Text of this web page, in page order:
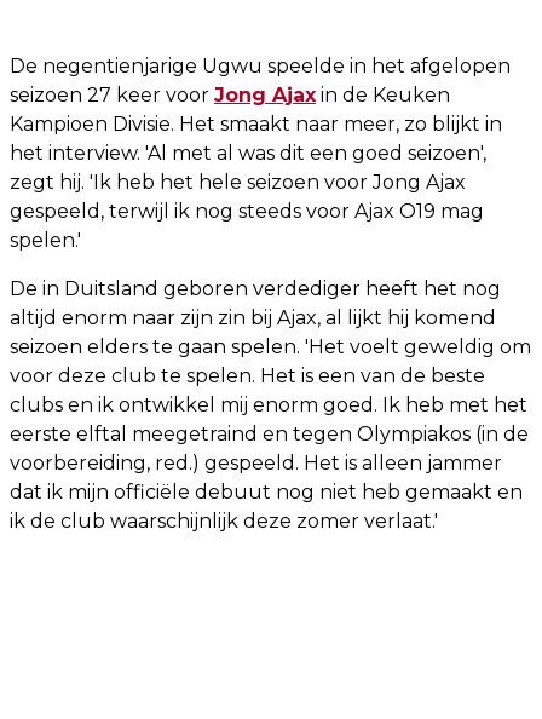
De negentienjarige Ugwu speelde in het afgelopen
seizoen 27 keer voor Jong Ajax in de Keuken
Kampioen Divisie. Het smaakt naar meer, zo blijkt in
het interview. 'Al met al was dit een goed seizoen',
zegt hij. 'Ik heb het hele seizoen voor Jong Ajax
gespeeld, terwijl ik nog steeds voor Ajax O19 mag
spelen.'
De in Duitsland geboren verdediger heeft het nog
altijd enorm naar zijn zin bij Ajax, al lijkt hij komend
seizoen elders te gaan spelen. 'Het voelt geweldig om
voor deze club te spelen. Het is een van de beste
clubs en ik ontwikkel mij enorm goed. Ik heb met het
eerste elftal meegetraind en tegen Olympiakos (in de
voorbereiding, red.) gespeeld. Het is alleen jammer
dat ik mijn officiële debuut nog niet heb gemaakt en
ik de club waarschijnlijk deze zomer verlaat.'